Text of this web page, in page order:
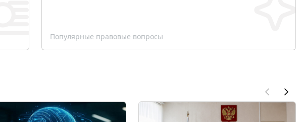
Популярные правовые вопросы